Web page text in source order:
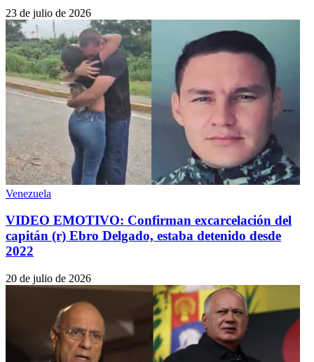
23 de julio de 2026
Venezuela
VIDEO EMOTIVO: Confirman excarcelación del
capitán (r) Ebro Delgado, estaba detenido desde
2022
20 de julio de 2026